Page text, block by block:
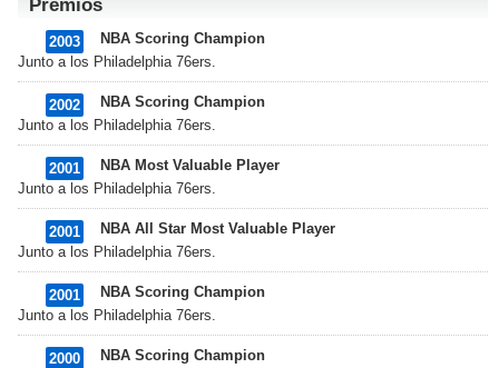
Premios
2003
NBA Scoring Champion
Junto a los Philadelphia 76ers.
2002
NBA Scoring Champion
Junto a los Philadelphia 76ers.
2001
NBA Most Valuable Player
Junto a los Philadelphia 76ers.
2001
NBA All Star Most Valuable Player
Junto a los Philadelphia 76ers.
2001
NBA Scoring Champion
Junto a los Philadelphia 76ers.
2000
NBA Scoring Champion